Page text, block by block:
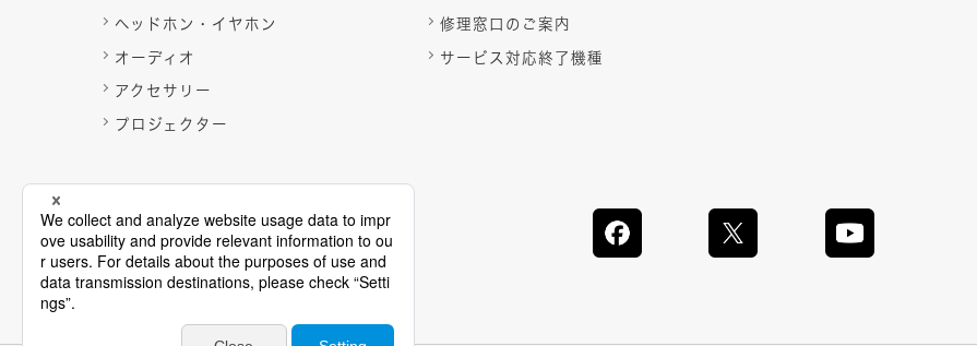
ヘッドホン・イヤホン
オーディオ
アクセサリー
プロジェクター
修理窓口のご案内
サービス対応終了機種